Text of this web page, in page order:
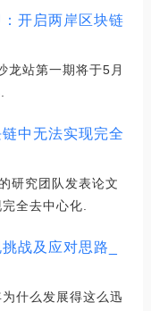
开启两岸区块链
龙站第一期将于5月
中无法实现完全
研究团队发表论文
全去中心化.
战及应对思路_
什么发展得这么迅